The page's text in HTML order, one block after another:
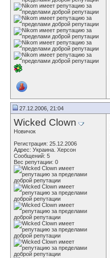
27.12.2006, 21:04
Wicked Clown
Новичок
Регистрация: 25.12.2006
Адрес: Украина. Херсон
Сообщений: 5
Вес репутации: 0